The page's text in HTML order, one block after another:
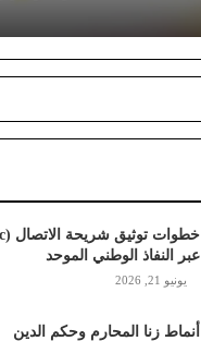
عبر النفاذ الوطني الموحد
يونيو 21, 2026
أنماط زنا المحارم وحكم الدين